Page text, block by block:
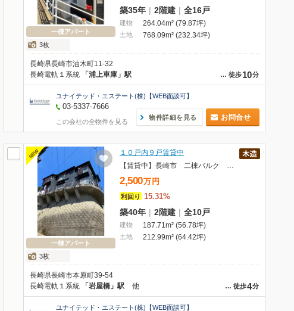
一棟アパート
3枚
築35年 | 2階建 | 全16戸
建物 264.04m² (79.87坪)
土地 768.09m² (232.34坪)
長崎県長崎市油木町11-32
… 徒歩10分
長崎電軌１系統 「浦上車庫」駅
ユナイテッド・エステート(株)【WEB面談可】
03-5337-7666
この会社の全物件を見る
物件詳細を見る お問合せ
NEW
一棟アパート
3枚
１０戸内９戸賃貸中
【賃貸中】長崎市 二棟バルク 満室想定利回り15.31%
2,500万 円
利回り 15.31%
築40年 | 2階建 | 全10戸
建物 187.71m² (56.78坪)
土地 212.99m² (64.42坪)
長崎県長崎市本原町39-54
… 徒歩4分
長崎電軌１系統 「岩屋橋」駅 他
ユナイテッド・エステート(株)【WEB面談可】